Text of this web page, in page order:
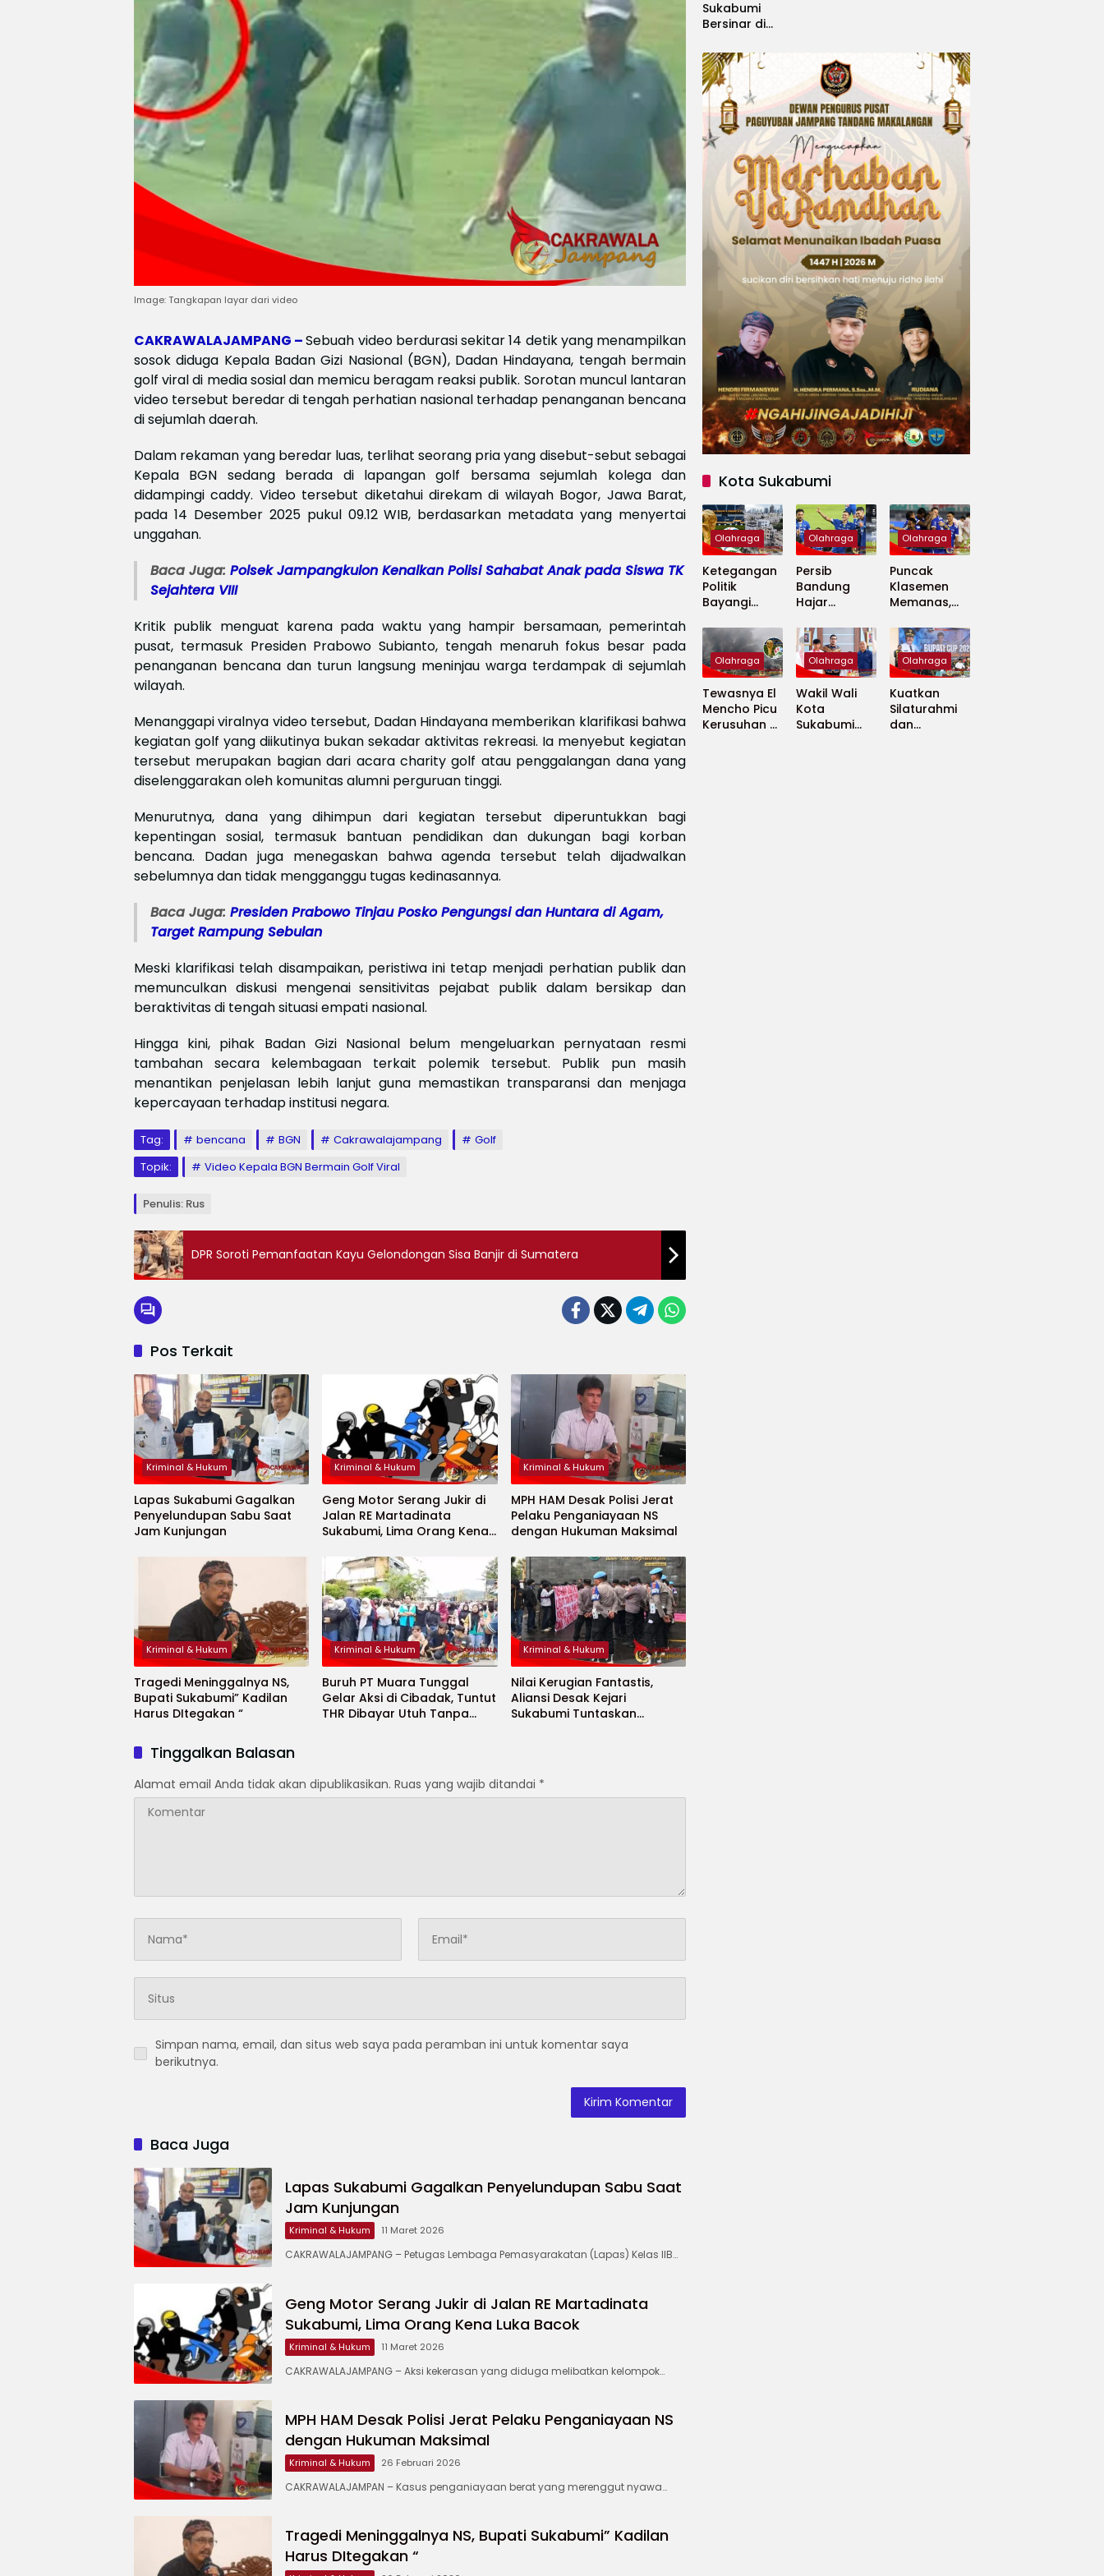
Image: Tangkapan layar dari video
CAKRAWALAJAMPANG –Sebuah video berdurasi sekitar 14 detik yang menampilkan
sosok diduga Kepala Badan Gizi Nasional (BGN), Dadan Hindayana, tengah bermain
golf viral di media sosial dan memicu beragam reaksi publik. Sorotan muncul lantaran
video tersebut beredar di tengah perhatian nasional terhadap penanganan bencana
di sejumlah daerah.
Dalam rekaman yang beredar luas, terlihat seorang pria yang disebut-sebut sebagai
Kepala BGN sedang berada di lapangan golf bersama sejumlah kolega dan
didampingi caddy. Video tersebut diketahui direkam di wilayah Bogor, Jawa Barat,
pada 14 Desember 2025 pukul 09.12 WIB, berdasarkan metadata yang menyertai
unggahan.
Baca Juga: Polsek Jampangkulon Kenalkan Polisi Sahabat Anak pada Siswa TK
Sejahtera VIII
Kritik publik menguat karena pada waktu yang hampir bersamaan, pemerintah
pusat, termasuk Presiden Prabowo Subianto, tengah menaruh fokus besar pada
penanganan bencana dan turun langsung meninjau warga terdampak di sejumlah
wilayah.
Menanggapi viralnya video tersebut, Dadan Hindayana memberikan klarifikasi bahwa
kegiatan golf yang diikutinya bukan sekadar aktivitas rekreasi. Ia menyebut kegiatan
tersebut merupakan bagian dari acara charity golf atau penggalangan dana yang
diselenggarakan oleh komunitas alumni perguruan tinggi.
Menurutnya, dana yang dihimpun dari kegiatan tersebut diperuntukkan bagi
kepentingan sosial, termasuk bantuan pendidikan dan dukungan bagi korban
bencana. Dadan juga menegaskan bahwa agenda tersebut telah dijadwalkan
sebelumnya dan tidak mengganggu tugas kedinasannya.
Baca Juga: Presiden Prabowo Tinjau Posko Pengungsi dan Huntara di Agam,
Target Rampung Sebulan
Meski klarifikasi telah disampaikan, peristiwa ini tetap menjadi perhatian publik dan
memunculkan diskusi mengenai sensitivitas pejabat publik dalam bersikap dan
beraktivitas di tengah situasi empati nasional.
Hingga kini, pihak Badan Gizi Nasional belum mengeluarkan pernyataan resmi
tambahan secara kelembagaan terkait polemik tersebut. Publik pun masih
menantikan penjelasan lebih lanjut guna memastikan transparansi dan menjaga
kepercayaan terhadap institusi negara.
Tag: bencana BGN Cakrawalajampang
Golf
Topik:
Video Kepala BGN Bermain Golf Viral
Penulis: Rus
DPR Soroti Pemanfaatan Kayu Gelondongan Sisa Banjir di Sumatera
Pos Terkait
Kriminal & Hukum
Lapas Sukabumi Gagalkan
Penyelundupan Sabu Saat
Jam Kunjungan
Kriminal & Hukum
Geng Motor Serang Jukir di
Jalan RE Martadinata
Sukabumi, Lima Orang Kena
Kriminal & Hukum
MPH HAM Desak Polisi Jerat
Pelaku Penganiayaan NS
dengan Hukuman Maksimal
Kriminal & Hukum
Tragedi Meninggalnya NS,
Bupati Sukabumi” Kadilan
Harus DItegakan “
Kriminal & Hukum
Buruh PT Muara Tunggal
Gelar Aksi di Cibadak, Tuntut
THR Dibayar Utuh Tanpa
Kriminal & Hukum
Nilai Kerugian Fantastis,
Aliansi Desak Kejari
Sukabumi Tuntaskan
Tinggalkan Balasan
Alamat email Anda tidak akan dipublikasikan. Ruas yang wajib ditandai *
Simpan nama, email, dan situs web saya pada peramban ini untuk komentar saya
berikutnya.
Baca Juga
Lapas Sukabumi Gagalkan Penyelundupan Sabu Saat
Jam Kunjungan
Kriminal & Hukum 11 Maret 2026
CAKRAWALAJAMPANG – Petugas Lembaga Pemasyarakatan (Lapas) Kelas IIB…
Geng Motor Serang Jukir di Jalan RE Martadinata
Sukabumi, Lima Orang Kena Luka Bacok
Kriminal & Hukum 11 Maret 2026
CAKRAWALAJAMPANG – Aksi kekerasan yang diduga melibatkan kelompok…
MPH HAM Desak Polisi Jerat Pelaku Penganiayaan NS
dengan Hukuman Maksimal
Kriminal & Hukum 26 Februari 2026
CAKRAWALAJAMPAN – Kasus penganiayaan berat yang merenggut nyawa…
Tragedi Meninggalnya NS, Bupati Sukabumi” Kadilan
Harus DItegakan “
Sukabumi
Bersinar di
Gelar
Bergengsi
Ajang Idol
Kids
International
2026
Kota Sukabumi
Olahraga
Ketegangan
Politik
Bayangi
Piala Dunia
2026
Olahraga
Persib
Bandung
Hajar
United 5-0,
Perkuat
Puncak
Klasemen BRI
Super
League
Olahraga
Puncak
Klasemen
Memanas,
Persija Saling
Tekan
Olahraga
Tewasnya El
Mencho Picu
Kerusuhan di
Olahraga
Wakil Wali
Kota
Sukabumi
Olahraga
Kuatkan
Silaturahmi
dan